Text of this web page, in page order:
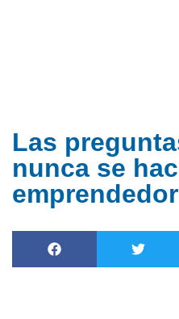
Las
nunca se